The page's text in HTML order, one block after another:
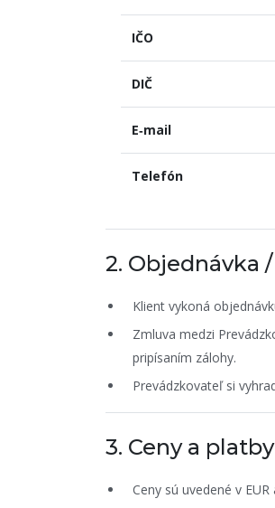
IČO
DIČ
E‑mail
Telefón
2. Objednávka
Klient vykoná
Zmluva medzi
pripísaním zálohy.
Prevádzkovateľ si
3. Ceny a platby
Ceny sú uvedené v